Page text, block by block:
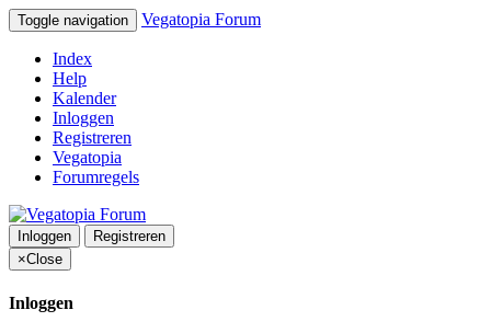
Toggle navigation Vegatopia Forum
Index
Help
Kalender
Inloggen
Registreren
Vegatopia
Forumregels
Inloggen
Registreren
×Close
Inloggen